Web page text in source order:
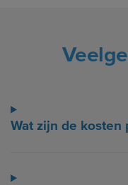
Wat zijn de kosten